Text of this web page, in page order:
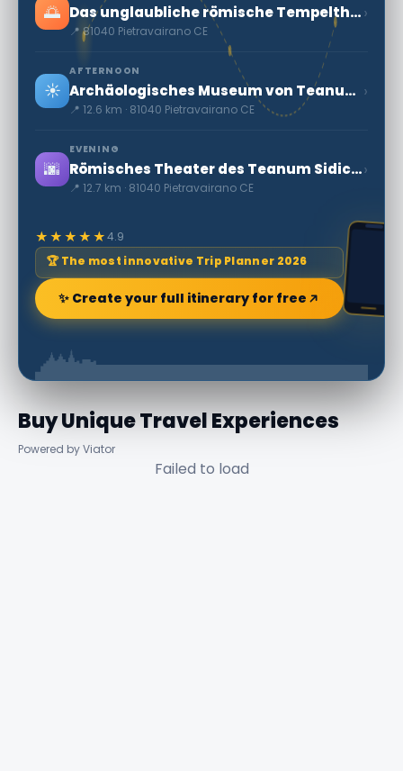
🌅 Das unglaubliche römische Tempeltheater von Pietravairano
📍 81040 Pietravairano CE
›
☀️
AFTERNOON
Archäologisches Museum von Teanum Sidicinum
📍 12.6 km · 81040 Pietravairano CE
›
🌆
EVENING
Römisches Theater des Teanum Sidicinum
📍 12.7 km · 81040 Pietravairano CE
›
★★★★★4.9
🏆 The most innovative Trip Planner 2026
✨ Create your full itinerary for free
Buy Unique Travel Experiences
Powered by Viator
Failed to load